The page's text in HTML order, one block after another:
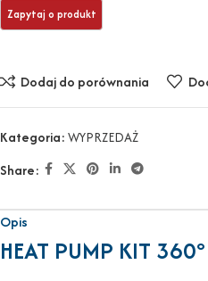
Dodaj do porównania
Kategoria:WYPRZEDAŻ
Share:
Opis
HEAT PUMP KIT 360°